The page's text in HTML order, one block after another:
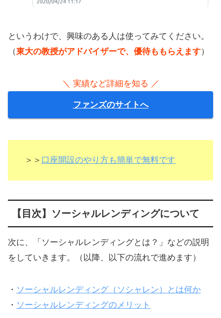
というわけで、興味のある人は使ってみてください。
（東大の教授がアドバイザーで、優待ももらえます）
＼ 実績など詳細を知る ／
ファンズのサイトへ
＞＞ 口座開設のやり方も簡単で無料です
【目次】ソーシャルレンディングについて
次に、「ソーシャルレンディングとは？」などの説明
をしていきます。（以降、以下の流れで進めます）
・ ソーシャルレンディング（ソシャレン）とは何か
・ ソーシャルレンディングのメリット